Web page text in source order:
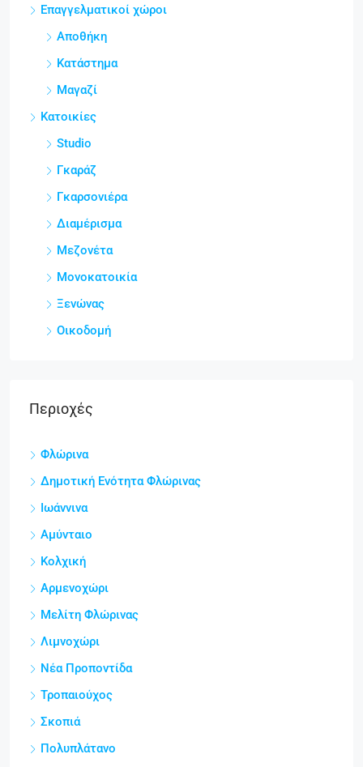
Επαγγελματικοί χώροι
Αποθήκη
Κατάστημα
Μαγαζί
Κατοικίες
Studio
Γκαράζ
Γκαρσονιέρα
Διαμέρισμα
Μεζονέτα
Μονοκατοικία
Ξενώνας
Οικοδομή
Περιοχές
Φλώρινα
Δημοτική Ενότητα Φλώρινας
Ιωάννινα
Αμύνταιο
Κολχική
Αρμενοχώρι
Μελίτη Φλώρινας
Λιμνοχώρι
Νέα Προποντίδα
Τροπαιούχος
Σκοπιά
Πολυπλάτανο